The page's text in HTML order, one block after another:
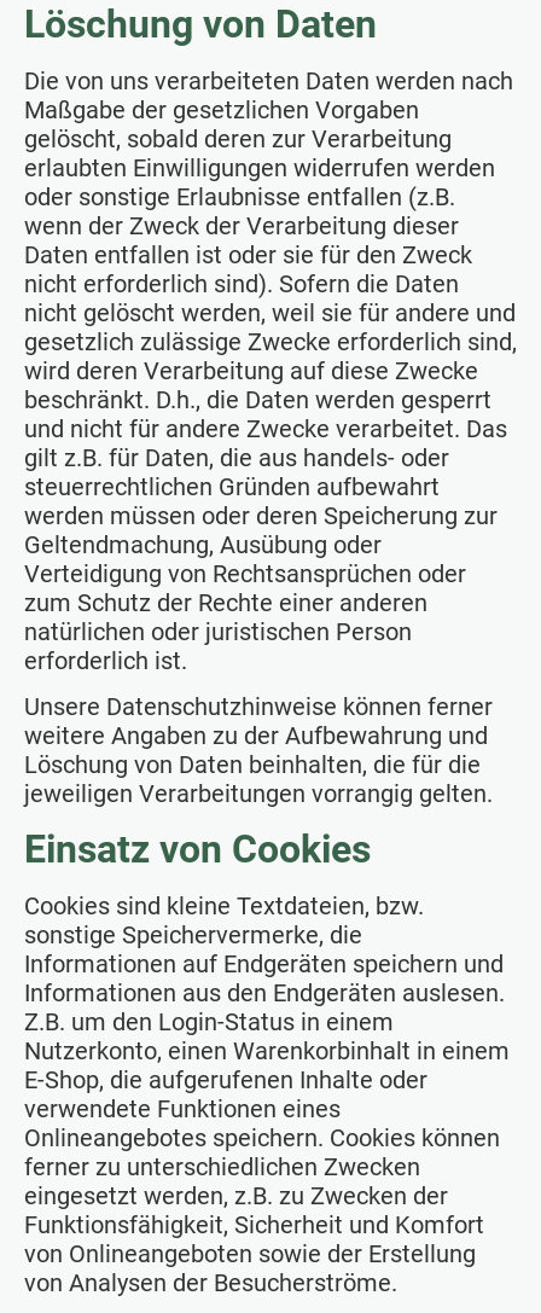
Löschung von Daten
Die von uns verarbeiteten Daten werden nach
Maßgabe der gesetzlichen Vorgaben
gelöscht, sobald deren zur Verarbeitung
erlaubten Einwilligungen widerrufen werden
oder sonstige Erlaubnisse entfallen (z.B.
wenn der Zweck der Verarbeitung dieser
Daten entfallen ist oder sie für den Zweck
nicht erforderlich sind). Sofern die Daten
nicht gelöscht werden, weil sie für andere und
gesetzlich zulässige Zwecke erforderlich sind,
wird deren Verarbeitung auf diese Zwecke
beschränkt. D.h., die Daten werden gesperrt
und nicht für andere Zwecke verarbeitet. Das
gilt z.B. für Daten, die aus handels- oder
steuerrechtlichen Gründen aufbewahrt
werden müssen oder deren Speicherung zur
Geltendmachung, Ausübung oder
Verteidigung von Rechtsansprüchen oder
zum Schutz der Rechte einer anderen
natürlichen oder juristischen Person
erforderlich ist.
Unsere Datenschutzhinweise können ferner
weitere Angaben zu der Aufbewahrung und
Löschung von Daten beinhalten, die für die
jeweiligen Verarbeitungen vorrangig gelten.
Einsatz von Cookies
Cookies sind kleine Textdateien, bzw.
sonstige Speichervermerke, die
Informationen auf Endgeräten speichern und
Informationen aus den Endgeräten auslesen.
Z.B. um den Login-Status in einem
Nutzerkonto, einen Warenkorbinhalt in einem
E-Shop, die aufgerufenen Inhalte oder
verwendete Funktionen eines
Onlineangebotes speichern. Cookies können
ferner zu unterschiedlichen Zwecken
eingesetzt werden, z.B. zu Zwecken der
Funktionsfähigkeit, Sicherheit und Komfort
von Onlineangeboten sowie der Erstellung
von Analysen der Besucherströme.